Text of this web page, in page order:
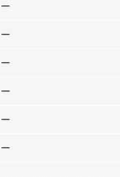
ー
ー
ー
ー
ー
ー